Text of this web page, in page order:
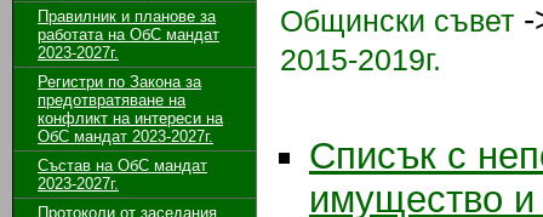
Правилник и планове за
работата на ОбС мандат
2023-2027г.
Регистри по Закона за
предотвратяване на
конфликт на интереси на
ОбС мандат 2023-2027г.
Състав на ОбС мандат
2023-2027г.
Протоколи от заседания
Общински съвет
2015-2019г.
Списък с
имущество